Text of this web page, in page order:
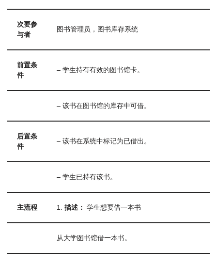
次要参
与者
图书管理员，图书库存系统
前置条
件
– 学生持有有效的图书馆卡。
– 该书在图书馆的库存中可借。
后置条
件
– 该书在系统中标记为已借出。
– 学生已持有该书。
主流程 1. 描述： 学生想要借一本书
从大学图书馆借一本书。